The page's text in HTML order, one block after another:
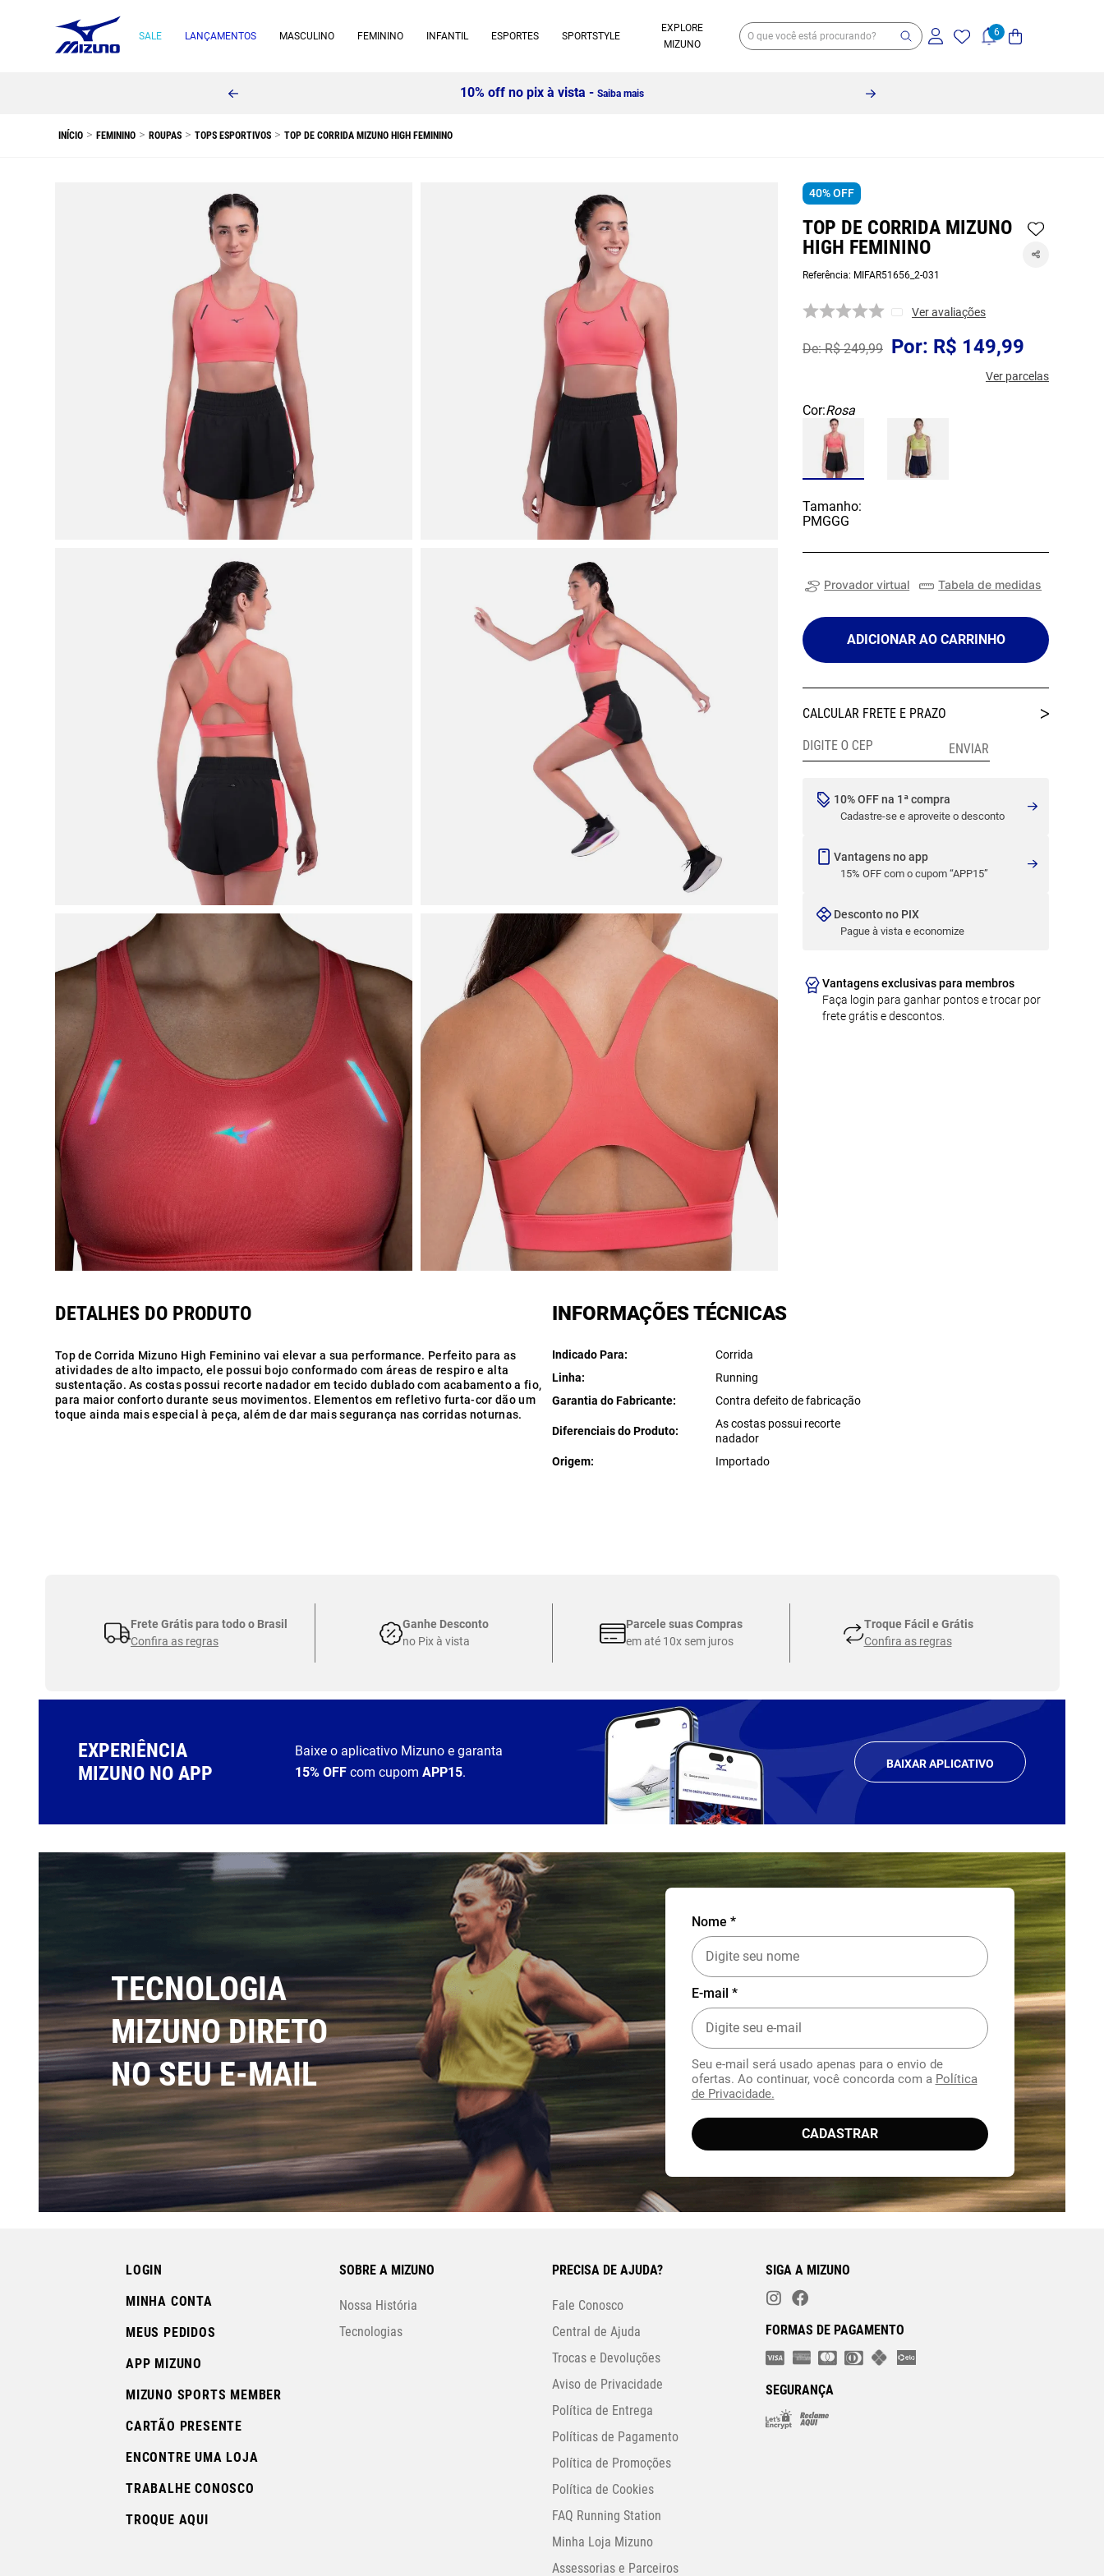
SALE LANÇAMENTOS MASCULINO FEMININO INFANTIL ESPORTES SPORTSTYLE
EXPLORE
MIZUNO
10% off no pix à vista - Saiba mais
FEMININO ROUPAS TOPS ESPORTIVOS TOP DE CORRIDA MIZUNO HIGH FEMININO
40%OFF
TOP DE CORRIDA MIZUNO
HIGH FEMININO
Referência: MIFAR51656_2-031
Ver avaliações
R$ 249,99 R$ 149,99
Ver parcelas
Cor:Rosa
Tamanho:
PMGGG
Provador virtual Tabela de medidas
ADICIONAR AO CARRINHO
10% OFF na 1ª compra
Cadastre-se e aproveite o desconto
Vantagens no app
15% OFF com o cupom “APP15”
Desconto no PIX
Pague à vista e economize
Vantagens exclusivas para membros
Faça login para ganhar pontos e trocar por
frete grátis e descontos.
Top de Corrida Mizuno High Feminino vai elevar a sua performance. Perfeito para as
atividades de alto impacto, ele possui bojo conformado com áreas de respiro e alta
sustentação. As costas possui recorte nadador em tecido dublado com acabamento a fio,
para maior conforto durante seus movimentos. Elementos em refletivo furta-cor dão um
toque ainda mais especial à peça, além de dar mais segurança nas corridas noturnas.
INFORMAÇÕES TÉCNICAS
Indicado Para
Corrida
Linha
Running
Garantia do Fabricante
Contra defeito de fabricação
Diferenciais do Produto
As costas possui recorte
nadador
Origem
Importado
Frete Grátis para todo o Brasil
Confira as regras
Ganhe Desconto
no Pix à vista
Parcele suas Compras
em até 10x sem juros
Troque Fácil e Grátis
Confira as regras
EXPERIÊNCIA
MIZUNO NO APP
Baixe o aplicativo Mizuno e garanta
15% OFF com cupomAPP15.
BAIXAR APLICATIVO
TECNOLOGIA
MIZUNO DIRETO
NO SEU E-MAIL
Nome *
E-mail *
Seu e-mail será usado apenas para o envio de
ofertas. Ao continuar, você concorda com a Política
de Privacidade.
CADASTRAR
LOGIN
MINHA CONTA
MEUS PEDIDOS
APP MIZUNO
MIZUNO SPORTS MEMBER
CARTÃO PRESENTE
ENCONTRE UMA LOJA
TRABALHE CONOSCO
TROQUE AQUI
SOBRE A MIZUNO
Nossa História
Tecnologias
PRECISA DE AJUDA?
Fale Conosco
Central de Ajuda
Trocas e Devoluções
Aviso de Privacidade
Política de Entrega
Políticas de Pagamento
Política de Promoções
Política de Cookies
FAQ Running Station
Minha Loja Mizuno
Assessorias e Parceiros
SIGA A MIZUNO
FORMAS DE PAGAMENTO
SEGURANÇA